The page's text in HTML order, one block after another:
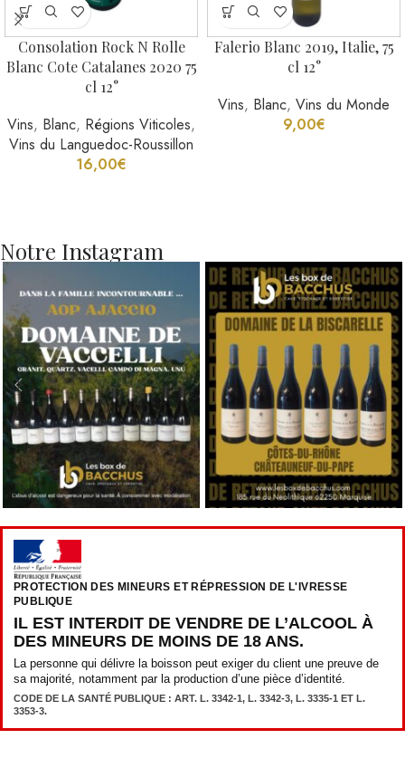
Consolation Rock N Rolle
Blanc Cote Catalanes 2020 75
cl 12°
Vins, Blanc, Régions Viticoles,
Vins du Languedoc-Roussillon
16,00€
Falerio Blanc 2019, Italie, 75
cl 12°
Vins, Blanc, Vins du Monde
9,00€
Notre Instagram
PROTECTION DES MINEURS ET RÉPRESSION DE L'IVRESSE
PUBLIQUE
IL EST INTERDIT DE VENDRE DE L’ALCOOL À
DES MINEURS DE MOINS DE 18 ANS.
La personne qui délivre la boisson peut exiger du client une preuve de
sa majorité, notamment par la production d’une pièce d’identité.
CODE DE LA SANTÉ PUBLIQUE : ART. L. 3342-1, L. 3342-3, L. 3335-1 ET L.
3353-3.